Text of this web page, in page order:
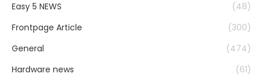
Easy 5 NEWS
(48)
Frontpage Article
(300)
General
(474)
Hardware news
(61)